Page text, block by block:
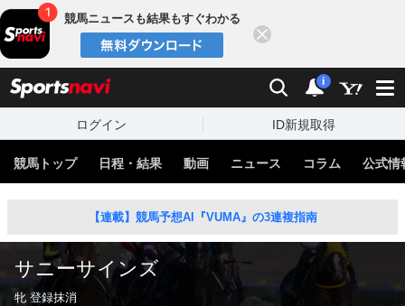
競馬ニュースも結果もすぐわかる
検索 通知
i
ログイン ID新規取得
競馬トップ 日程・結果 動画 ニュース コラム 公式情
【連載】競馬予想AI『VUMA』の3連複指南
サニーサインズ
牝 登録抹消